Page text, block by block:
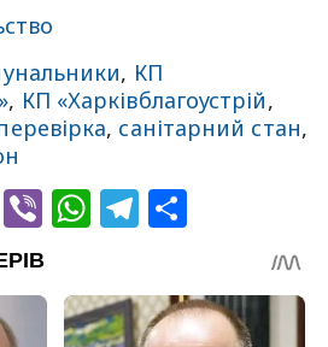
, КП
, КП «Харківблагоустрій,
, санітарний стан,
LinkedIn
ViberWhatsApp
Telegram